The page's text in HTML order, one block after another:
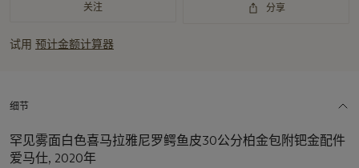
关注 分享
试用 预计金额计算器
细节
罕见雾面白色喜马拉雅尼罗鳄鱼皮30公分柏金包附钯金配件
爱马仕, 2020年